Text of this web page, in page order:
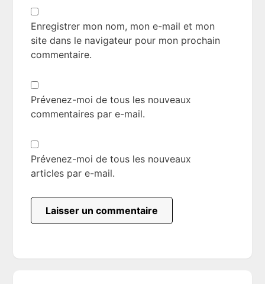
Enregistrer mon nom, mon e-mail et mon
site dans le navigateur pour mon prochain
commentaire.
Prévenez-moi de tous les nouveaux
commentaires par e-mail.
Prévenez-moi de tous les nouveaux
articles par e-mail.